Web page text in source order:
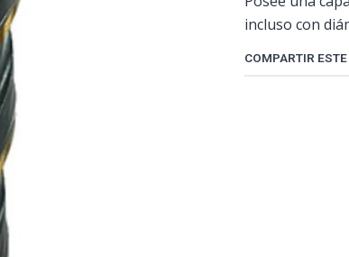
incluso con
COMPARTIR